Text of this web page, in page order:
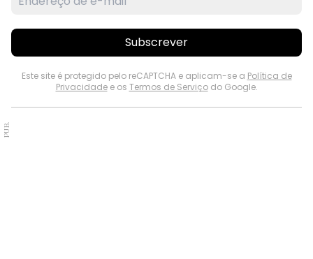
Subscrever
Este site é protegido pelo reCAPTCHA e aplicam-se a Política de
Privacidadee os Termos de Serviçodo Google.
PUB.